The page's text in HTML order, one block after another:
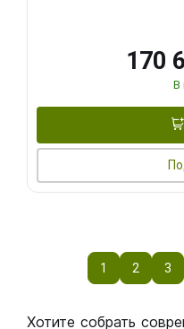
170
В
1 2 3
Хотите собрать